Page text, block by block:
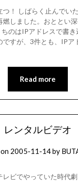
つ！ しばらく止んでい
燃しました。おととい
のはIPアドレスで書
ですが、3件とも、IPア
Read more
レンタルビデオ
2005-11-14by
レビでやっていた時代